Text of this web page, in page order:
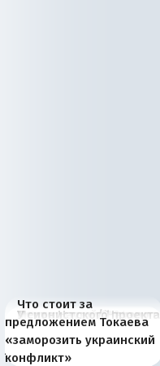
В России назрели
перемены: 15 шагов к
суверенной экономике
Миграционный пожар
Европы
Россия начинает
сбрасывать балласт
Анкориджа
Россия зимой 1904
года: первые уступки во
внутренней политике
Русская нация вчера и
сегодня
Почему правый крах в
Варшаве не поможет её
отношениям с Россией?
Место Науру / Науэро в
современной истории
Южной Осетии
У сионистского проекта
появилось украинское
измерение
Что стоит за
предложением Токаева
«заморозить украинский
конфликт»